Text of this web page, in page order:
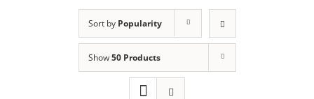
Sort by Popularity
Show50 Products